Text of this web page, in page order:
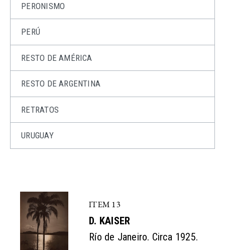
PERONISMO
PERÚ
RESTO DE AMÉRICA
RESTO DE ARGENTINA
RETRATOS
URUGUAY
ITEM 13
D. KAISER
Río de Janeiro. Circa 1925.